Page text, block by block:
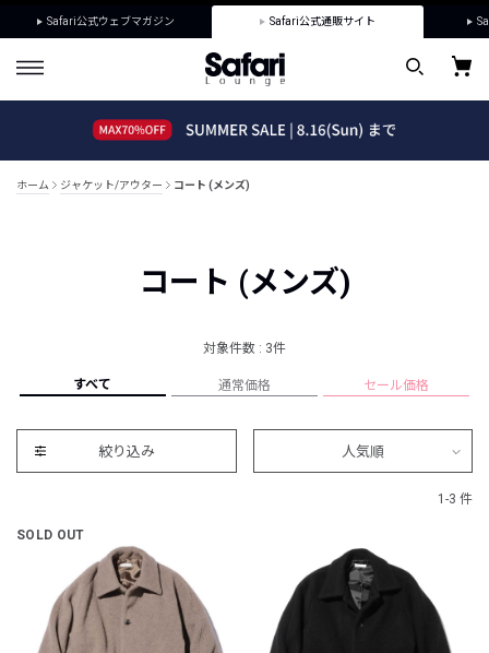
Safari公式ウェブマガジン Safari公式通販サイト
ホーム ジャケット/アウター コート (メンズ)
コート (メンズ)
対象件数 : 3件
すべて 通常価格 セール価格
絞り込み 人気順
1-3 件
SOLD OUT